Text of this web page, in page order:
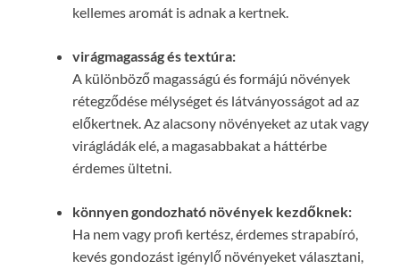
kellemes aromát is adnak a kertnek.
virágmagasság és textúra:
A különböző magasságú és formájú növények
rétegződése mélységet és látványosságot ad az
előkertnek. Az alacsony növényeket az utak vagy
virágládák elé, a magasabbakat a háttérbe
érdemes ültetni.
könnyen gondozható növények kezdőknek:
Ha nem vagy profi kertész, érdemes strapabíró,
kevés gondozást igénylő növényeket választani,